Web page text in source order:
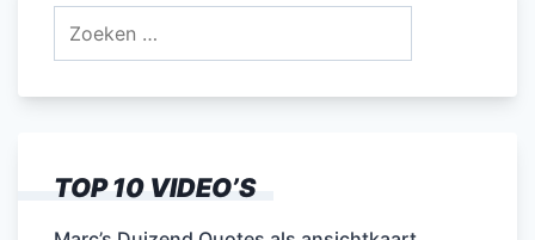
TOP 10 VIDEO’S